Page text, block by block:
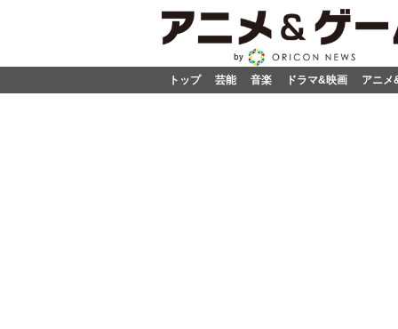
トップ 芸能 音楽 ドラマ&映画 アニメ